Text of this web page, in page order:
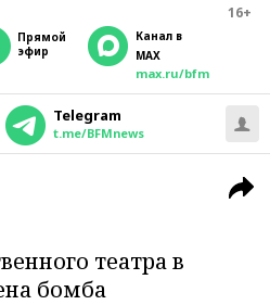
16+
прямой
эфир
Канал в
MAX
max.ru/bfm
Telegram
t.me/BFMnews
театра в
бомба